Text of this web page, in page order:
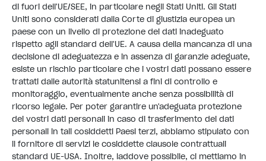
di fuori dell'UE/SEE, in particolare negli Stati Uniti. Gli Stati
Uniti sono considerati dalla Corte di giustizia europea un
paese con un livello di protezione dei dati inadeguato
rispetto agli standard dell'UE. A causa della mancanza di una
decisione di adeguatezza e in assenza di garanzie adeguate,
esiste un rischio particolare che i vostri dati possano essere
trattati dalle autorità statunitensi a fini di controllo e
monitoraggio, eventualmente anche senza possibilità di
ricorso legale. Per poter garantire un'adeguata protezione
dei vostri dati personali in caso di trasferimento dei dati
personali in tali cosiddetti Paesi terzi, abbiamo stipulato con
il fornitore di servizi le cosiddette clausole contrattuali
standard UE-USA. Inoltre, laddove possibile, ci mettiamo in